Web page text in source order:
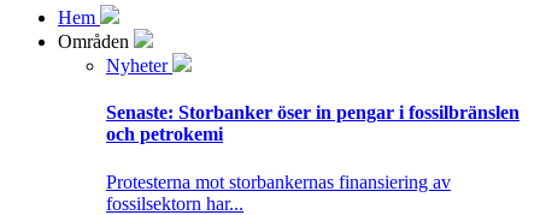
Hem
Områden
Nyheter
Senaste: Storbanker öser in pengar i fossilbränslen
och petrokemi
Protesterna mot storbankernas finansiering av
fossilsektorn har...